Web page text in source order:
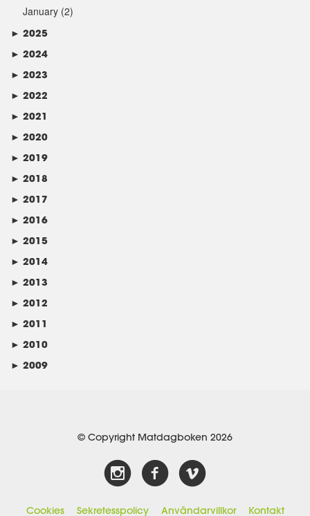
January (2)
► 2025
► 2024
► 2023
► 2022
► 2021
► 2020
► 2019
► 2018
► 2017
► 2016
► 2015
► 2014
► 2013
► 2012
► 2011
► 2010
► 2009
© Copyright Matdagboken 2026
Cookies Sekretesspolicy Användarvillkor Kontakt